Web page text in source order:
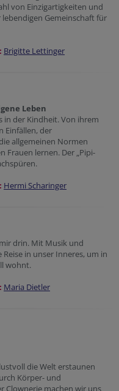
von Einzigartigkeiten und
Gemeinschaft für
Brigitte Lettinger
Leben
in der Kindheit. Von ihrem
Einfällen, der
allgemeinen Normen
Frauen lernen. Der „Pipi-
Hermi Scharinger
drin. Mit Musik und
in unser Inneres, um in
wohnt.
Maria Dietler
die Welt erstaunen
Körper- und
Clownerie machen wir uns